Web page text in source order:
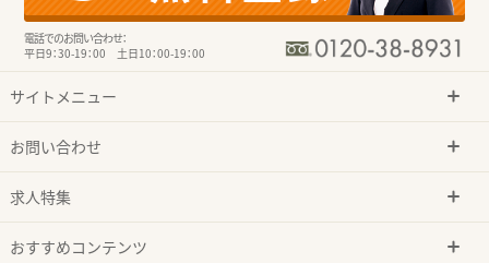
電話でのお問い合わせ：
平日9：30-19：00 土日10：00-19：00
サイトメニュー
お問い合わせ
求人特集
おすすめコンテンツ